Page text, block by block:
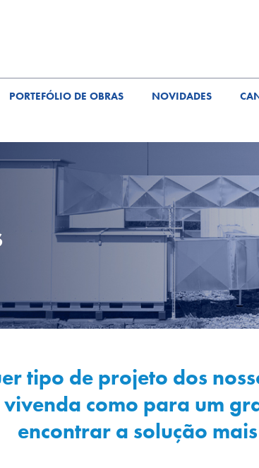
PORTEFÓLIO DE OBRAS NOVIDADES
tipo de projeto dos
como para um
encontrar a solução